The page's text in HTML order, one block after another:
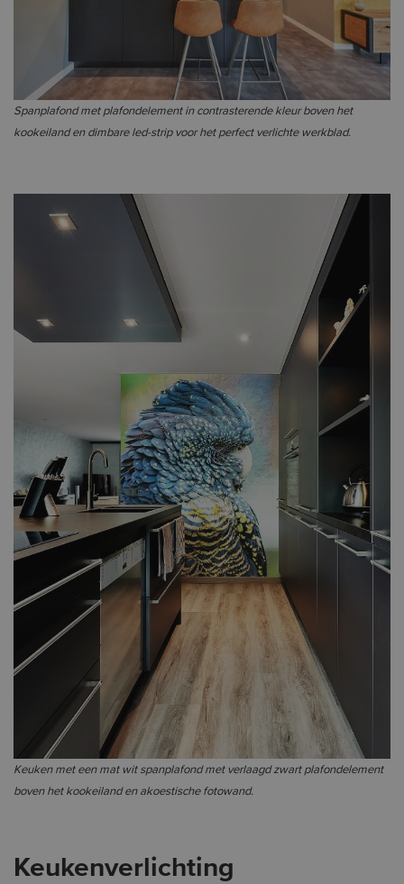
Spanplafond met plafondelement in contrasterende kleur boven het
kookeiland en dimbare led-strip voor het perfect verlichte werkblad.
Keuken met een mat wit spanplafond met verlaagd zwart plafondelement
boven het kookeiland en akoestische fotowand.
Keukenverlichting